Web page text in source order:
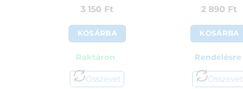
3 150 Ft
KOSÁRBA
Raktáron
Összevet
2 890 Ft
KOSÁRBA
Rendelésre
Összevet